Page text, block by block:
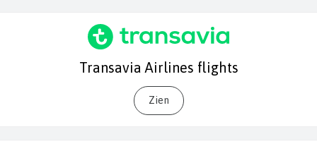
Transavia Airlines flights
Zien